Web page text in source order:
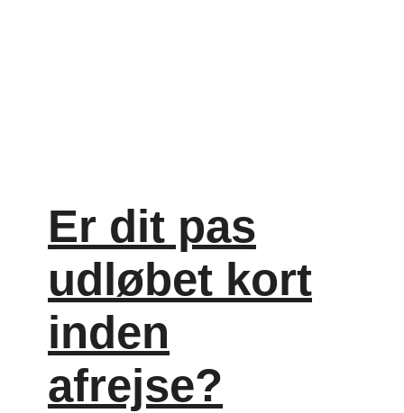
Er dit pas
udløbet kort
inden
afrejse?